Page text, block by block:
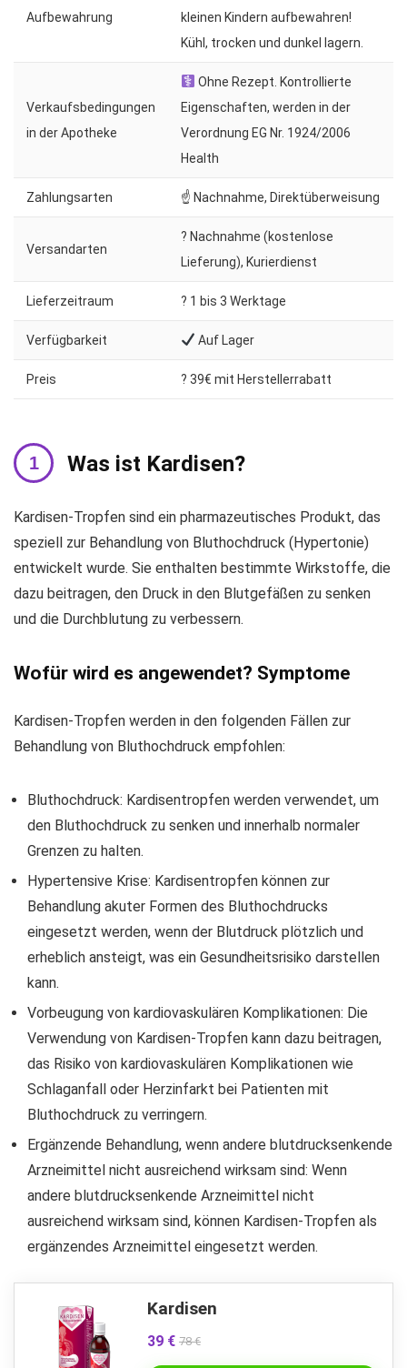
Aufbewahrung
kleinen Kindern aufbewahren!
Kühl, trocken und dunkel lagern.
Verkaufsbedingungen
in der Apotheke
Ohne Rezept. Kontrollierte
Eigenschaften, werden in der
Verordnung EG Nr. 1924/2006
Health
Zahlungsarten ☝ Nachnahme, Direktüberweisung
Versandarten
? Nachnahme (kostenlose
Lieferung), Kurierdienst
Lieferzeitraum ?️ 1 bis 3 Werktage
Verfügbarkeit Auf Lager
Preis ? 39€ mit Herstellerrabatt
Was ist Kardisen?
Kardisen-Tropfen sind ein pharmazeutisches Produkt, das
speziell zur Behandlung von Bluthochdruck (Hypertonie)
entwickelt wurde. Sie enthalten bestimmte Wirkstoffe, die
dazu beitragen, den Druck in den Blutgefäßen zu senken
und die Durchblutung zu verbessern.
Wofür wird es angewendet? Symptome
Kardisen-Tropfen werden in den folgenden Fällen zur
Behandlung von Bluthochdruck empfohlen:
Bluthochdruck: Kardisentropfen werden verwendet, um
den Bluthochdruck zu senken und innerhalb normaler
Grenzen zu halten.
Hypertensive Krise: Kardisentropfen können zur
Behandlung akuter Formen des Bluthochdrucks
eingesetzt werden, wenn der Blutdruck plötzlich und
erheblich ansteigt, was ein Gesundheitsrisiko darstellen
kann.
Vorbeugung von kardiovaskulären Komplikationen: Die
Verwendung von Kardisen-Tropfen kann dazu beitragen,
das Risiko von kardiovaskulären Komplikationen wie
Schlaganfall oder Herzinfarkt bei Patienten mit
Bluthochdruck zu verringern.
Ergänzende Behandlung, wenn andere blutdrucksenkende
Arzneimittel nicht ausreichend wirksam sind: Wenn
andere blutdrucksenkende Arzneimittel nicht
ausreichend wirksam sind, können Kardisen-Tropfen als
ergänzendes Arzneimittel eingesetzt werden.
Kardisen
39 € 78 €